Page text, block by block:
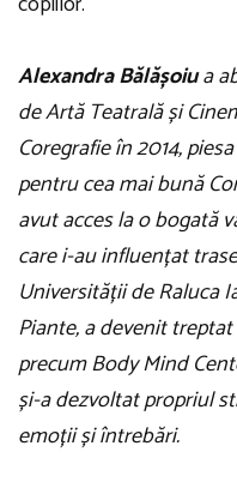
Alexandra Bălășoiua
de Artă Teatrală și
Coregrafie în 2014,
pentru cea mai bună
avut acces la o bogată
care i-au influențat
Universității de Raluca
Piante, a devenit
precum Body Mind
și-a dezvoltat propriul
emoții și întrebări.